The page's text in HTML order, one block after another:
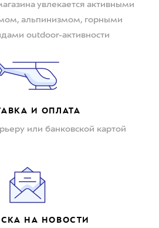
увлекается активными
альпинизмом, горными
outdoor-активности
И ОПЛАТА
или банковской картой
НА НОВОСТИ